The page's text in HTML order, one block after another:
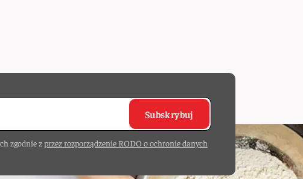
Subskrybuj
zgodnie zprzez rozporządzenie RODO o ochronie danych